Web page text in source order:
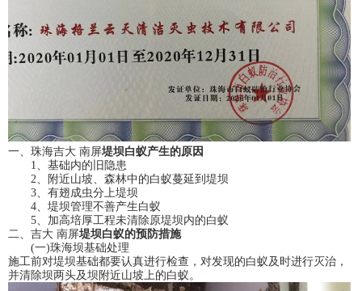
一、 珠海吉大 南屏堤坝白蚁产生的原因
1、基础内的旧隐患
2、附近山坡、森林中的白蚁蔓延到堤坝
3、有翅成虫分上堤坝
4、堤坝管理不善产生白蚁
5、加高培厚工程未清除原堤坝内的白蚁
二、 吉大 南屏堤坝白蚁的预防措施
(一)珠海坝基础处理
施工前对堤坝基础都要认真进行检查，对发现的白蚁及时进行灭治，
并清除坝两头及坝附近山坡上的白蚁。